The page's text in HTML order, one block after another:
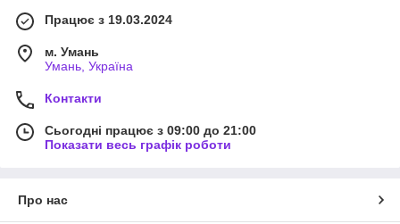
Працює з 19.03.2024
м. Умань
Умань, Україна
Контакти
Сьогодні працює з 09:00 до 21:00
Показати весь графік роботи
Про нас